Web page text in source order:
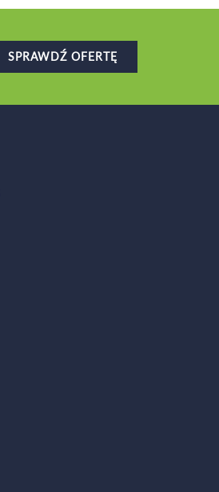
SPRAWDŹ OFERTĘ